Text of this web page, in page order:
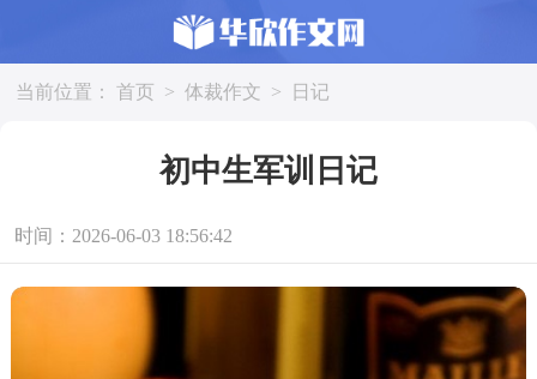
当前位置： 首页 > 体裁作文 > 日记
初中生军训日记
时间：2026-06-03 18:56:42